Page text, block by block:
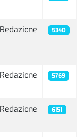
Redazione 5340
Redazione 5769
Redazione 6151